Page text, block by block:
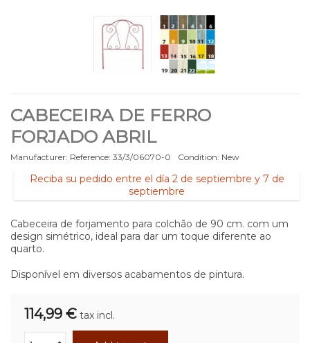
CABECEIRA DE FERRO
FORJADO ABRIL
Manufacturer: Reference: 33/3/06070-0 Condition: New
Reciba su pedido entre el día 2 de septiembre y 7 de
septiembre
Cabeceira de forjamento para colchão de 90 cm. com um
design simétrico, ideal para dar um toque diferente ao
quarto.
Disponível em diversos acabamentos de pintura.
114,99 € tax incl.